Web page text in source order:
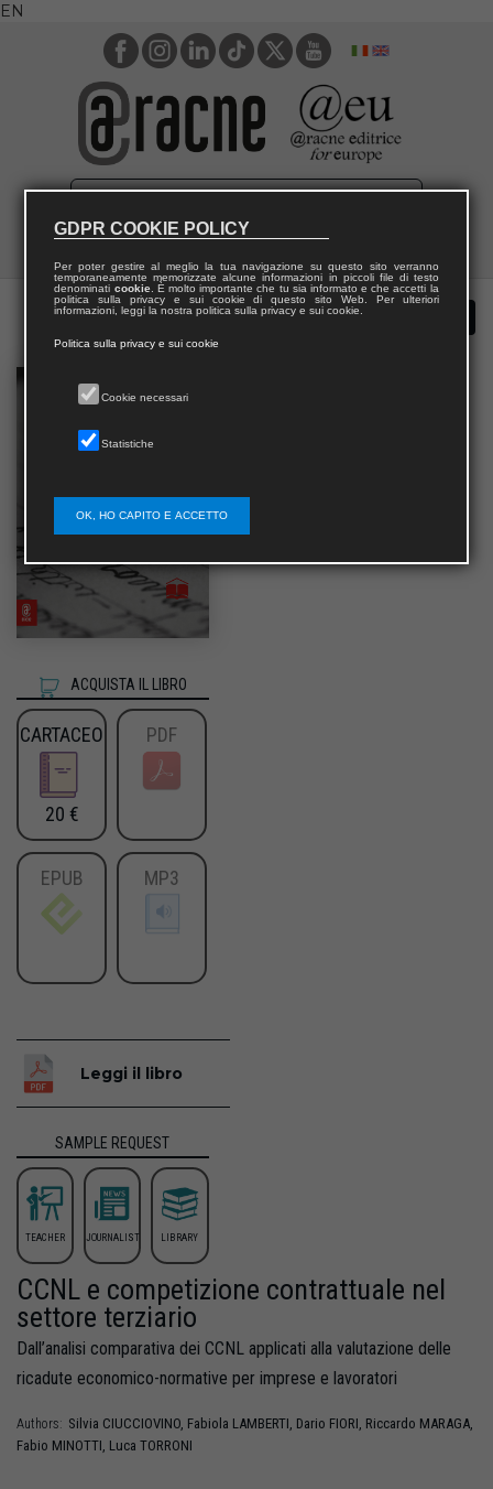
EN
ACQUISTA IL LIBRO
CARTACEO
20 €
PDF
EPUB MP3
Leggi il libro
SAMPLE REQUEST
TEACHER JOURNALIST LIBRARY
CCNL e competizione contrattuale nel
settore terziario
Dall’analisi comparativa dei CCNL applicati alla valutazione delle
ricadute economico-normative per imprese e lavoratori
Authors: Silvia CIUCCIOVINO, Fabiola LAMBERTI, Dario FIORI, Riccardo MARAGA,
Fabio MINOTTI, Luca TORRONI
GDPR COOKIE POLICY
Per poter gestire al meglio la tua navigazione su questo sito verranno
temporaneamente memorizzate alcune informazioni in piccoli file di testo
denominati cookie. È molto importante che tu sia informato e che accetti la
politica sulla privacy e sui cookie di questo sito Web. Per ulteriori
informazioni, leggi la nostra politica sulla privacy e sui cookie.
Politica sulla privacy e sui cookie
Cookie necessari
Statistiche
OK, HO CAPITO E ACCETTO